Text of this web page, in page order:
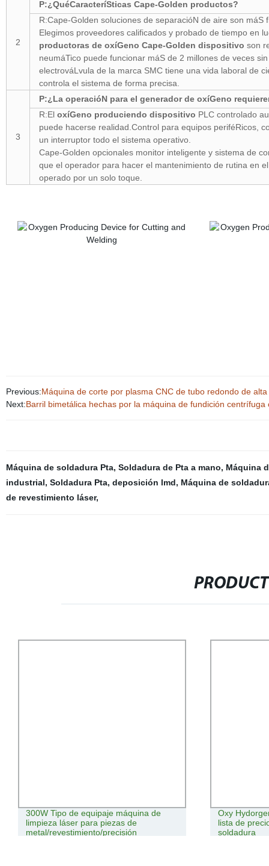
2
P:¿QuéCaracteríSticas Cape-Golden productos?
R:Cape-Golden soluciones de separacióN de aire son máS
Elegimos proveedores calificados y probado de tiempo en
productoras de oxíGeno Cape-Golden dispositivo son
neumáTico puede funcionar máS de 2 millones de veces
electrováLvula de la marca SMC tiene una vida laboral de
controla el sistema de forma precisa.
3
P:¿La operacióN para el generador de oxíGeno
R:EloxíGeno produciendo dispositivo PLC controlado
puede hacerse realidad.Control para equipos periféRicos,
un interruptor todo el sistema operativo.
Cape-Golden opcionales monitor inteligente y sistema de
que el operador para hacer el mantenimiento de rutina en
operado por un solo toque.
Previous:Máquina de corte por plasma CNC de tubo redondo de
Next:Barril bimetálica hechas por la máquina de fundición centrífuga
Máquina de soldadura Pta, Soldadura de Pta a mano, Máquina
industrial, Soldadura Pta, deposición lmd, Máquina de
de revestimiento láser,
300W Tipo de equipaje máquina de
limpieza láser para piezas de
metal/revestimiento/precisión
Oxy
lista de
soldadura